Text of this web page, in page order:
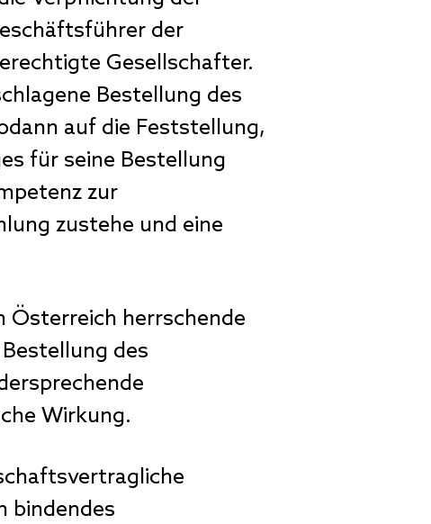
der
Gesellschafter.
Bestellung des
auf die Feststellung,
für seine Bestellung
zur
zustehe und eine
Österreich herrschende
des
Wirkung.
bindendes